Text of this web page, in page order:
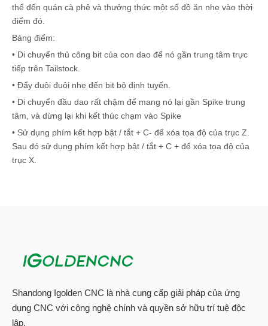
thể đến quán cà phê và thưởng thức một số đồ ăn nhẹ vào thời
điểm đó.
Bảng điểm:
• Di chuyển thủ công bit của con dao để nó gần trung tâm trực
tiếp trên Tailstock.
• Đẩy đuôi đuôi nhẹ đến bit bộ định tuyến.
• Di chuyển đầu dao rất chậm để mang nó lại gần Spike trung
tâm, và dừng lại khi kết thúc chạm vào Spike
• Sử dụng phím kết hợp bật / tắt + C- để xóa tọa độ của trục Z.
Sau đó sử dụng phím kết hợp bật / tắt + C + để xóa tọa độ của
trục X.
• Bấm phím C + để xoay gỗ vuông đến mức trên bàn quay.
• Sử dụng kết hợp phím BẬT / TẮT + C + để xóa tọa độ của trục
• Bây giờ, chúng tôi đã hoàn thành việc thiết lập nguồn gốc phôi.
Shandong Igolden CNC là nhà cung cấp giải pháp của ứng
dụng CNC với công nghệ chính và quyền sở hữu trí tuệ độc
lập.